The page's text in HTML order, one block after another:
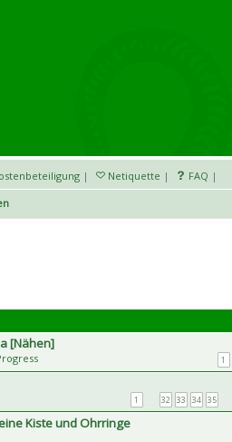
| Netiquette | FAQ |
[Nähen]
1
1 32 33 34 35
Kiste und Ohrringe